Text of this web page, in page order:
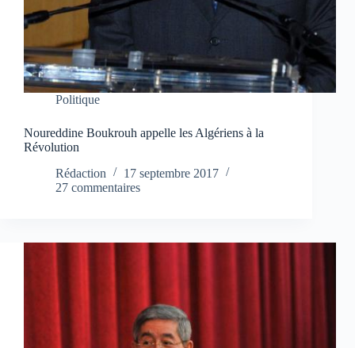
Politique
Noureddine Boukrouh appelle les Algériens à la
Révolution
Rédaction
17 septembre 2017
27 commentaires